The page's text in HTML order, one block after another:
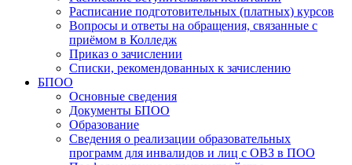
Расписание подготовительных (платных) курсов
Вопросы и ответы на обращения, связанные с
приёмом в Колледж
Приказ о зачислении
Списки, рекомендованных к зачислению
БПОО
Основные сведения
Документы БПОО
Образование
Сведения о реализации образовательных
программ для инвалидов и лиц с ОВЗ в ПОО